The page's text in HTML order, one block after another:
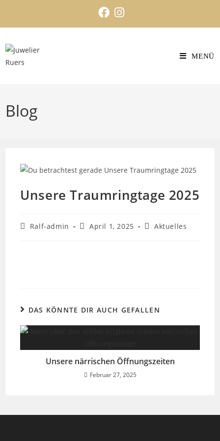
MENÜ
Blog
Unsere Traumringtage 2025
Ralf-admin April 1, 2025 Aktuelles
DAS KÖNNTE DIR AUCH GEFALLEN
Unsere närrischen Öffnungszeiten
Februar 27, 2025